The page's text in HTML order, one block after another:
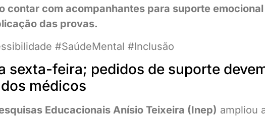
com acompanhantes para suporte emocional
das provas.
#SaúdeMental #Inclusão
sexta-feira; pedidos de suporte
médicos
Educacionais Anísio Teixeira (Inep) ampliou